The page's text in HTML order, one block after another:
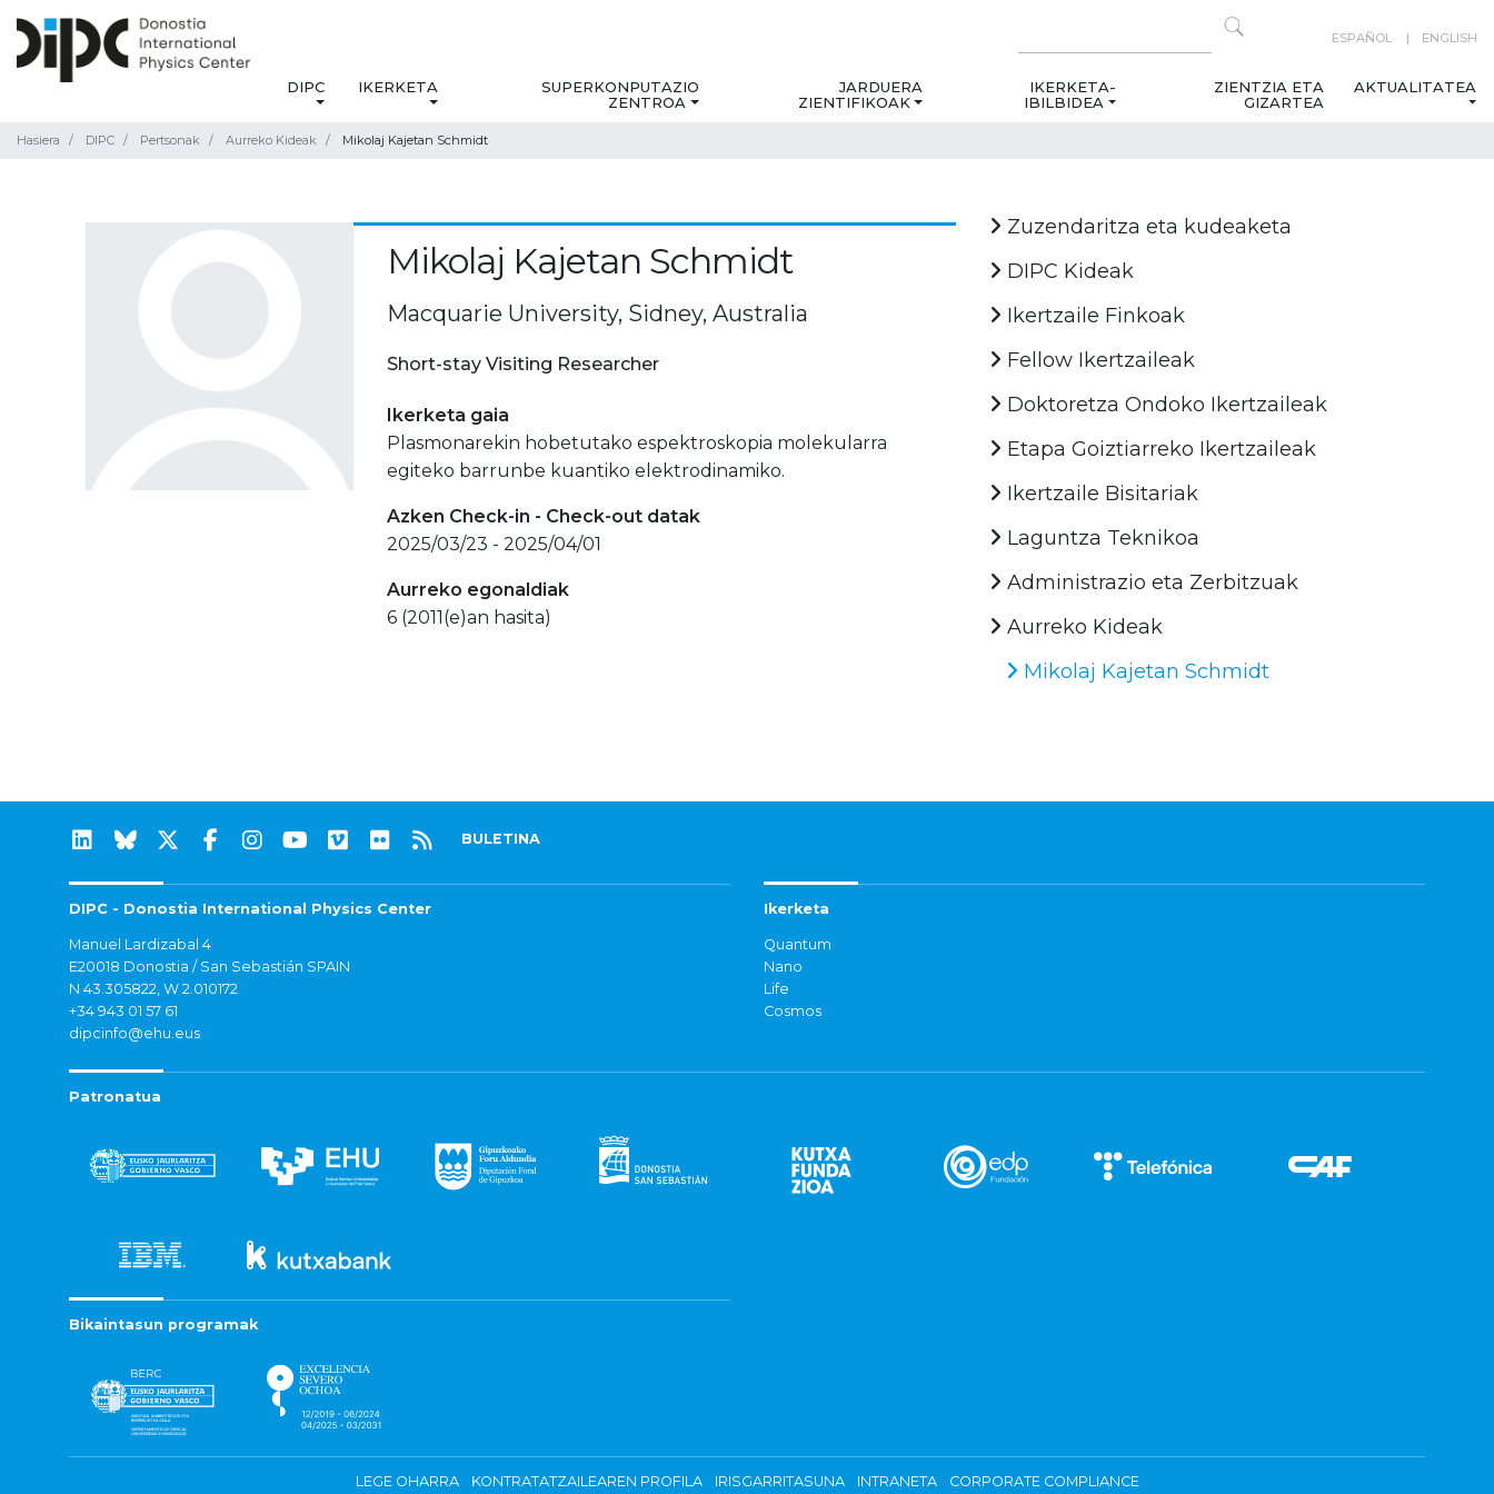
ESPAÑOL ENGLISH
DIPC IKERKETA
SUPERKONPUTAZIO
ZENTROA
JARDUERA
ZIENTIFIKOAK
IKERKETA-
IBILBIDEA
ZIENTZIA ETA
GIZARTEA
AKTUALITATEA
Hasiera DIPC Pertsonak Aurreko Kideak Mikolaj Kajetan Schmidt
Mikolaj Kajetan Schmidt
Macquarie University, Sidney, Australia
Short-stay Visiting Researcher
Ikerketa gaia
Plasmonarekin hobetutako espektroskopia molekularra
egiteko barrunbe kuantiko elektrodinamiko.
Azken Check-in - Check-out datak
2025/03/23 - 2025/04/01
Aurreko egonaldiak
6 (2011(e)an hasita)
Zuzendaritza eta kudeaketa
DIPC Kideak
Ikertzaile Finkoak
Fellow Ikertzaileak
Doktoretza Ondoko Ikertzaileak
Etapa Goiztiarreko Ikertzaileak
Ikertzaile Bisitariak
Laguntza Teknikoa
Administrazio eta Zerbitzuak
Aurreko Kideak
Mikolaj Kajetan Schmidt
BULETINA
DIPC - Donostia International Physics Center
Manuel Lardizabal 4
E20018 Donostia / San Sebastián SPAIN
N 43.305822, W 2.010172
+34 943 01 57 61
dipcinfo@ehu.eus
Ikerketa
Quantum
Nano
Life
Cosmos
Patronatua
Bikaintasun programak
LEGE OHARRA KONTRATATZAILEAREN PROFILA IRISGARRITASUNA INTRANETA CORPORATE COMPLIANCE